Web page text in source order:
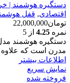
دستگیره هوشمند |
اقتصادی, قفل
تومان22,000,000
نمره 4.25 از 5
مدرن است که علاوه
اطلاعات بیشتر
نمایش سریع
فروخته شده